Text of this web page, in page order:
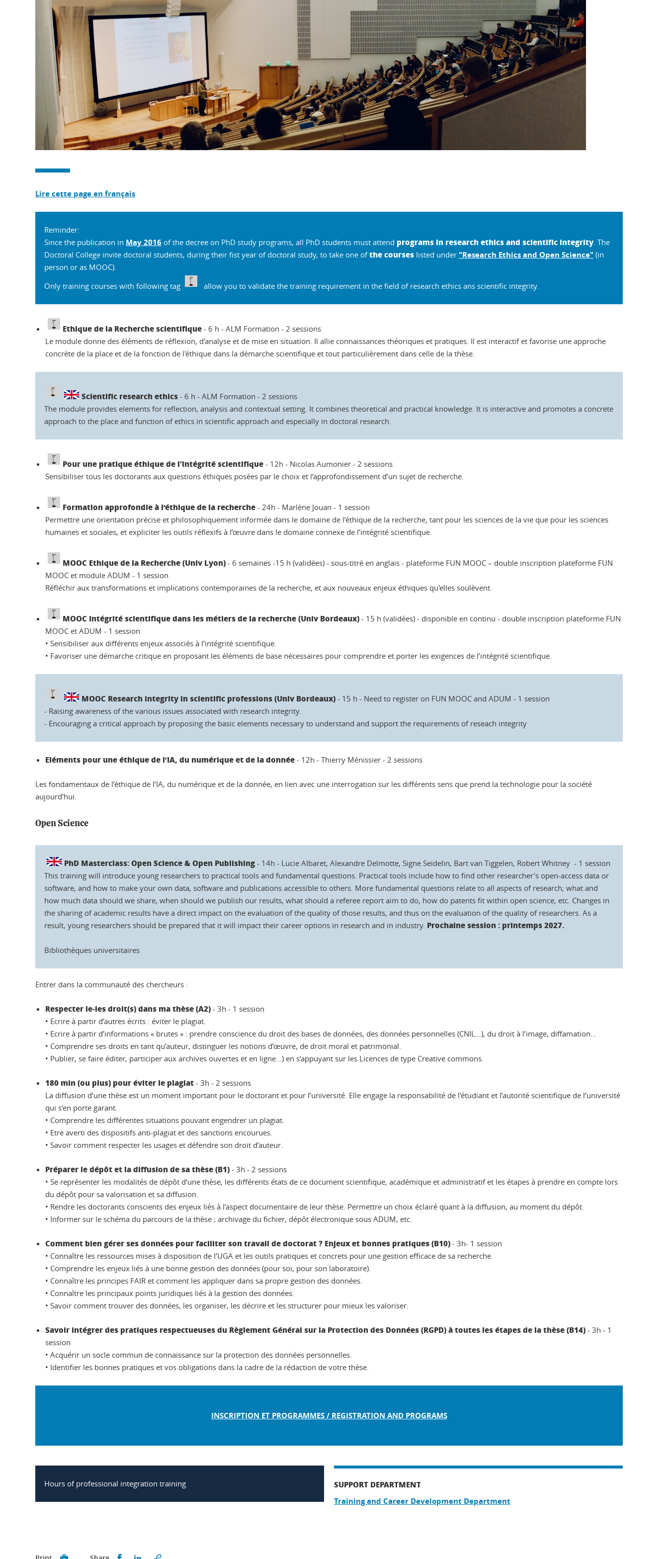
Lire cette page en français
Reminder:
Since the publication in May 2016 of the decree on PhD study programs, all PhD students must attend programs in research ethics and scientific integrity. The
Doctoral College invite doctoral students, during their fist year of doctoral study, to take one ofthe courses listed under "Research Ethics and Open Science" (in
person or as MOOC).
Only training courses with following tag
allow you to validate the training requirement in the field of research ethics ans scientific integrity.
Ethique de la Recherche scientifique - 6 h - ALM Formation - 2 sessions
Le module donne des éléments de réflexion, d'analyse et de mise en situation. Il allie connaissances théoriques et pratiques. Il est interactif et favorise une approche
concrète de la place et de la fonction de l'éthique dans la démarche scientifique et tout particulièrement dans celle de la thèse.
Scientific research ethics - 6 h - ALM Formation - 2 sessions
The module provides elements for reflection, analysis and contextual setting. It combines theoretical and practical knowledge. It is interactive and promotes a concrete
approach to the place and function of ethics in scientific approach and especially in doctoral research.
Pour une pratique éthique de l'intégrité scientifique - 12h - Nicolas Aumonier - 2 sessions
Sensibiliser tous les doctorants aux questions éthiques posées par le choix et l’approfondissement d’un sujet de recherche.
Formation approfondie à l’éthique de la recherche - 24h - Marlène Jouan - 1 session
Permettre une orientation précise et philosophiquement informée dans le domaine de l’éthique de la recherche, tant pour les sciences de la vie que pour les sciences
humaines et sociales, et expliciter les outils réflexifs à l’œuvre dans le domaine connexe de l’intégrité scientifique.
MOOC Ethique de la Recherche (Univ Lyon) - 6 semaines -15 h (validées) - sous-titré en anglais - plateforme FUN MOOC – double inscription plateforme FUN
MOOC et module ADUM - 1 session
Réfléchir aux transformations et implications contemporaines de la recherche, et aux nouveaux enjeux éthiques qu'elles soulèvent.
MOOC Intégrité scientifique dans les métiers de la recherche (Univ Bordeaux) - 15 h (validées) - disponible en continu - double inscription plateforme FUN
MOOC et ADUM - 1 session
• Sensibiliser aux différents enjeux associés à l’intégrité scientifique.
• Favoriser une démarche critique en proposant les éléments de base nécessaires pour comprendre et porter les exigences de l’intégrité scientifique.
MOOC Research integrity in scientific professions (Univ Bordeaux) - 15 h - Need to register on FUN MOOC and ADUM - 1 session
- Raising awareness of the various issues associated with research integrity.
- Encouraging a critical approach by proposing the basic elements necessary to understand and support the requirements of reseach integrity
Eléments pour une éthique de l’IA, du numérique et de la donnée - 12h - Thierry Ménissier - 2 sessions
Les fondamentaux de l’éthique de l’IA, du numérique et de la donnée, en lien avec une interrogation sur les différents sens que prend la technologie pour la société
aujourd’hui.
Open Science
PhD Masterclass: Open Science & Open Publishing - 14h - Lucie Albaret, Alexandre Delmotte, Signe Seidelin, Bart van Tiggelen, Robert Whitney - 1 session
This training will introduce young researchers to practical tools and fundamental questions. Practical tools include how to find other researcher’s open-access data or
software, and how to make your own data, software and publications accessible to others. More fundamental questions relate to all aspects of research; what and
how much data should we share, when should we publish our results, what should a referee report aim to do, how do patents fit within open science, etc. Changes in
the sharing of academic results have a direct impact on the evaluation of the quality of those results, and thus on the evaluation of the quality of researchers. As a
result, young researchers should be prepared that it will impact their career options in research and in industry. Prochaine session : printemps 2027.
Bibliothèques universitaires
Entrer dans la communauté des chercheurs :
Respecter le-les droit(s) dans ma thèse (A2) - 3h - 1 session
• Ecrire à partir d’autres écrits : éviter le plagiat.
• Ecrire à partir d’informations « brutes » : prendre conscience du droit des bases de données, des données personnelles (CNIL…), du droit à l’image, diffamation…
• Comprendre ses droits en tant qu’auteur, distinguer les notions d’œuvre, de droit moral et patrimonial.
• Publier, se faire éditer, participer aux archives ouvertes et en ligne…) en s’appuyant sur les Licences de type Creative commons.
180 min (ou plus) pour éviter le plagiat - 3h - 2 sessions
La diffusion d’une thèse est un moment important pour le doctorant et pour l’université. Elle engage la responsabilité de l’étudiant et l’autorité scientifique de l’université
qui s’en porte garant.
• Comprendre les différentes situations pouvant engendrer un plagiat.
• Etre averti des dispositifs anti-plagiat et des sanctions encourues.
• Savoir comment respecter les usages et défendre son droit d’auteur.
Préparer le dépôt et la diffusion de sa thèse (B1) - 3h - 2 sessions
• Se représenter les modalités de dépôt d’une thèse, les différents états de ce document scientifique, académique et administratif et les étapes à prendre en compte lors
du dépôt pour sa valorisation et sa diffusion.
• Rendre les doctorants conscients des enjeux liés à l’aspect documentaire de leur thèse. Permettre un choix éclairé quant à la diffusion, au moment du dépôt.
• Informer sur le schéma du parcours de la thèse ; archivage du fichier, dépôt électronique sous ADUM, etc.
Comment bien gérer ses données pour faciliter son travail de doctorat ? Enjeux et bonnes pratiques (B10) - 3h- 1 session
• Connaître les ressources mises à disposition de l’UGA et les outils pratiques et concrets pour une gestion efficace de sa recherche.
• Comprendre les enjeux liés à une bonne gestion des données (pour soi, pour son laboratoire).
• Connaître les principes FAIR et comment les appliquer dans sa propre gestion des données.
• Connaître les principaux points juridiques liés à la gestion des données.
• Savoir comment trouver des données, les organiser, les décrire et les structurer pour mieux les valoriser.
Savoir intégrer des pratiques respectueuses du Règlement Général sur la Protection des Données (RGPD) à toutes les étapes de la thèse (B14) - 3h - 1
session
• Acquérir un socle commun de connaissance sur la protection des données personnelles.
• Identifier les bonnes pratiques et vos obligations dans la cadre de la rédaction de votre thèse.
INSCRIPTION ET PROGRAMMES / REGISTRATION AND PROGRAMS
Hours of professional integration training SUPPORT DEPARTMENT
Training and Career Development Department